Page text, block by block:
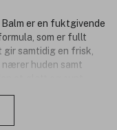
er en fuktgivende
som er fullt
samtidig en frisk,
huden samt
og